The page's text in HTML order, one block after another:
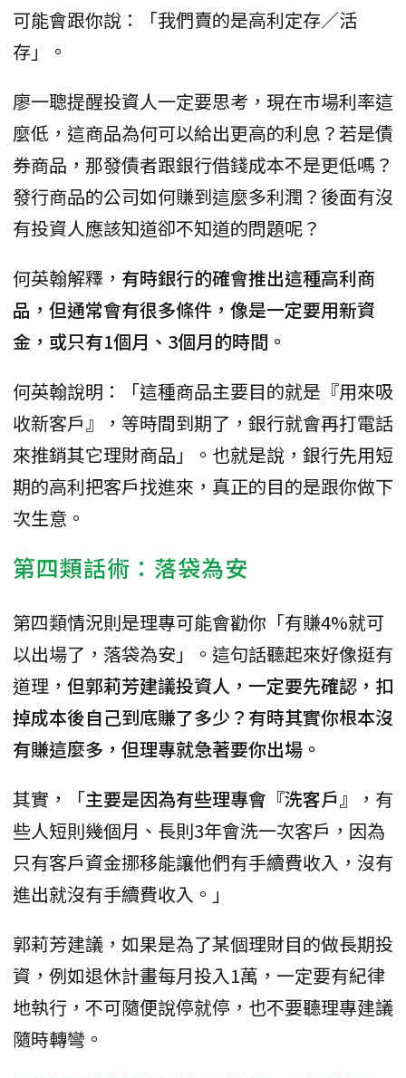
可能會跟你說：「我們賣的是高利定存／活
存」。
廖一聰提醒投資人一定要思考，現在市場利率這
麼低，這商品為何可以給出更高的利息？若是債
券商品，那發債者跟銀行借錢成本不是更低嗎？
發行商品的公司如何賺到這麼多利潤？後面有沒
有投資人應該知道卻不知道的問題呢？
何英翰解釋， 有時銀行的確會推出這種高利商
品，但通常會有很多條件，像是一定要用新資
金，或只有1個月、3個月的時間。
何英翰說明：「這種商品主要目的就是『用來吸
收新客戶』，等時間到期了，銀行就會再打電話
來推銷其它理財商品」。也就是說，銀行先用短
期的高利把客戶找進來，真正的目的是跟你做下
次生意。
第四類話術：落袋為安
第四類情況則是理專可能會勸你「有賺4%就可
以出場了，落袋為安」。這句話聽起來好像挺有
道理， 但郭莉芳建議投資人，一定要先確認，扣
掉成本後自己到底賺了多少？有時其實你根本沒
有賺這麼多，但理專就急著要你出場。
其實，「主要是因為有些理專會『洗客戶』
，有
些人短則幾個月、長則3年會洗一次客戶，因為
只有客戶資金挪移能讓他們有手續費收入，沒有
進出就沒有手續費收入。」
郭莉芳建議，如果是為了某個理財目的做長期投
資，例如退休計畫每月投入1萬，一定要有紀律
地執行，不可隨便說停就停，也不要聽理專建議
隨時轉彎。